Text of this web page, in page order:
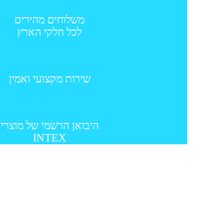
משלוחים מהירים
לכל חלקי הארץ
שירות מקצועי ואמין
היבואן הרשמי של מוצרי
INTEX